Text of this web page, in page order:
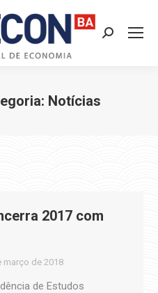
Search:
Notícias
2017 com
março de 2018
de Estudos